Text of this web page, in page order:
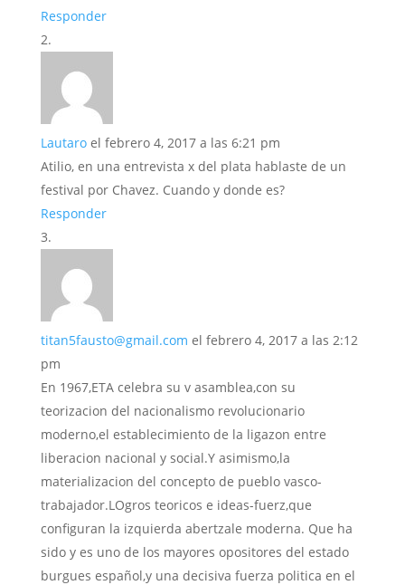
Responder
Lautaro el febrero 4, 2017 a las 6:21 pm
Atilio, en una entrevista x del plata hablaste de un
festival por Chavez. Cuando y donde es?
Responder
titan5fausto@gmail.com el febrero 4, 2017 a las 2:12
pm
En 1967,ETA celebra su v asamblea,con su
teorizacion del nacionalismo revolucionario
moderno,el establecimiento de la ligazon entre
liberacion nacional y social.Y asimismo,la
materializacion del concepto de pueblo vasco-
trabajador.LOgros teoricos e ideas-fuerz,que
configuran la izquierda abertzale moderna. Que ha
sido y es uno de los mayores opositores del estado
burgues español,y una decisiva fuerza politica en el